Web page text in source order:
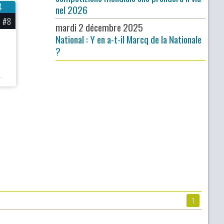
#8
nel 2026
mardi 2 décembre 2025
National : Y en a-t-il Marcq de la Nationale
?
1